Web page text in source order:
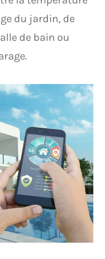
du jardin, de
de bain ou